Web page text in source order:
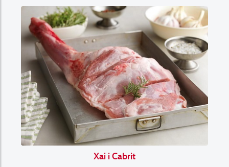
Xai i Cabrit